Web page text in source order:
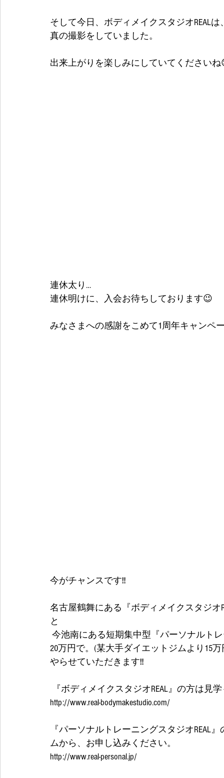
そして今日、ボディメイクスタジオREAL
真の撮影をしていました。
出来上がりを楽しみにしていてください
連休太り…
連休明けに、入会お待ちしております😉
みなさまへの感謝をこめて1周年キャンペ
今がチャンスです‼
名古屋鶴舞にある『ボディメイクスタジオ
と
20万円で。(某大手ダイエットジムより15
やらせていただきます‼
『ボディメイクスタジオREAL』の方は
http://www.real-bodymakestudio.com/
『パーソナルトレーニングスタジオREAL
ムから、お申し込みください。
http://www.real-personal.jp/